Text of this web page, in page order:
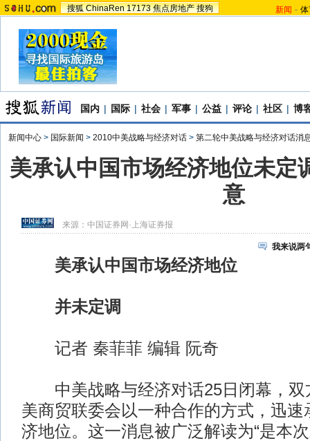
搜狐 ChinaRen 17173 焦点房地产 搜狗 新闻 -
国内 | 国际 | 社会 | 军事 | 公益 | 评论 | 社区 | 博
新闻中心 > 国际新闻 > 2010中美战略与经济对话 > 第二轮中美战略与经济对话消
美承认中国市场经济地位未定
意
来源： 中国证券网·上海证券报
我来说两
美承认中国市场经济地位
并未定调
记者 秦菲菲 编辑 阮奇
中美战略与经济对话25日闭幕，双
美商贸联委会以一种合作的方式，迅速
济地位。这一消息被广泛解读为“是本